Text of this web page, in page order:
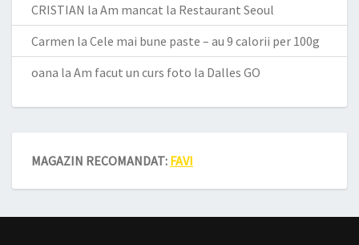
CRISTIAN la Am mancat la Restaurant Seoul
Carmen la Cele mai bune paste – au 9 calorii per 100g
oana la Am facut un curs foto la Dalles GO
MAGAZIN RECOMANDAT: FAVI